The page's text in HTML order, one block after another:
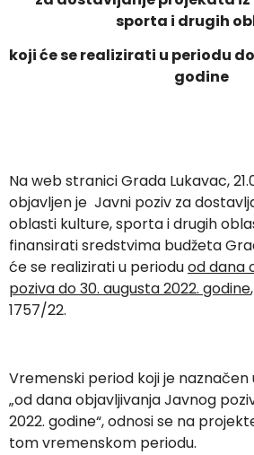
sporta i drugih
koji će se realizirati u periodu
godine
Na web stranici Grada Lukavac,
objavljen je Javni poziv za
oblasti kulture, sporta i drugih
finansirati sredstvima budžeta
će se realizirati u perioduod dana
poziva do 30. augusta 2022. godine
1757/22.
Vremenski period koji je naznačen
„od dana objavljivanja Javnog
2022. godine“, odnosi se na
tom vremenskom periodu.